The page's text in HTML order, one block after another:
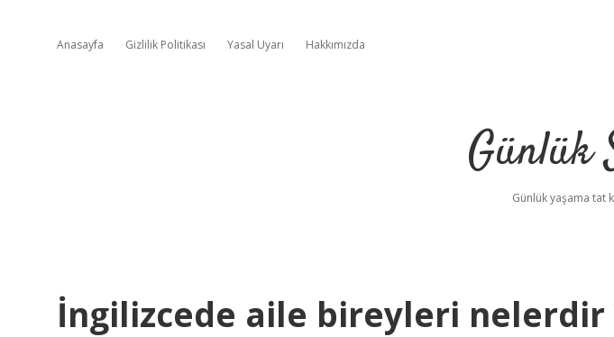
Anasayfa Gizlilik Politikası Yasal Uyarı Hakkımızda
Günlük
Günlük yaşama tat
İngilizcede aile bireyleri nelerdir